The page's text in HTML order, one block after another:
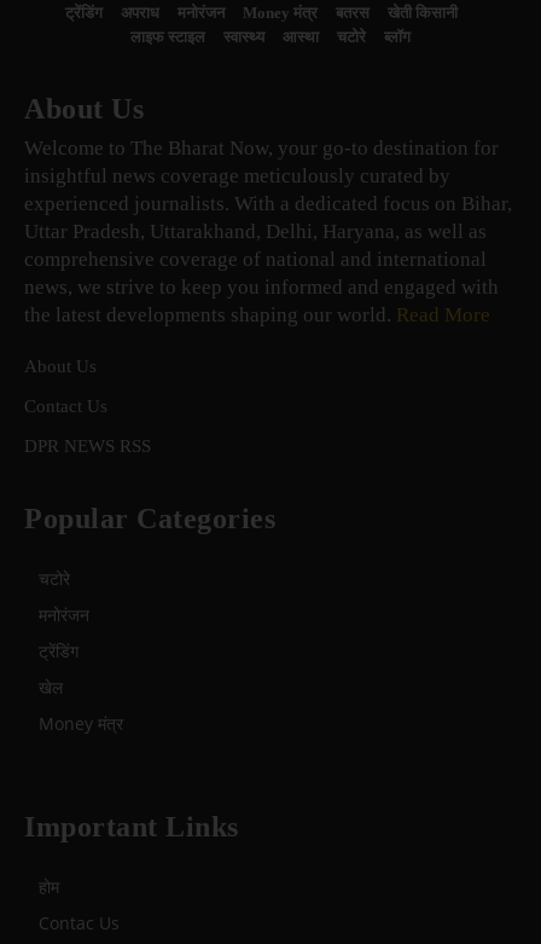
ट्रेंडिंग
अपराध मनोरंजन Money मंत्र बतरस
खेती किसानी
लाइफ स्टाइल
स्वास्थ्य आस्था चटोरे ब्लॉग
About Us
Welcome to The Bharat Now, your go-to destination for
insightful news coverage meticulously curated by
experienced journalists. With a dedicated focus on Bihar,
Uttar Pradesh, Uttarakhand, Delhi, Haryana, as well as
comprehensive coverage of national and international
news, we strive to keep you informed and engaged with
the latest developments shaping our world. Read More
About Us
Contact Us
DPR NEWS RSS
Popular Categories
चटोरे
मनोरंजन
ट्रेंडिंग
खेल
Money मंत्र
Important Links
होम
Contac Us